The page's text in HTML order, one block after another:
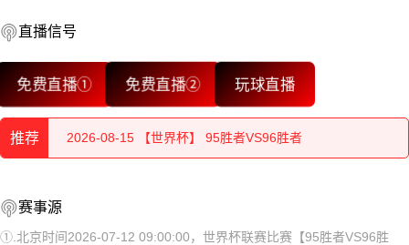
直播信号
免费直播① 免费直播② 玩球直播
推荐
2026-08-15 【世界杯】 95胜者VS96胜者
2026-08-15 【世界杯】 95胜者VS96胜者
2026-08-15 【世界杯】 95胜者VS96胜者
赛事源
①.北京时间2026-07-12 09:00:00，世界杯联赛比赛【95胜者VS96胜